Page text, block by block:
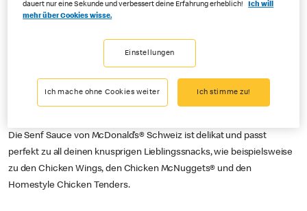
Die Senf Sauce von McDonald’s® Schweiz ist delikat und passt
perfekt zu all deinen knusprigen Lieblingssnacks, wie beispielsweise
zu den Chicken Wings, den Chicken McNuggets® und den
Homestyle Chicken Tenders.
dauert nur eine Sekunde und verbessert deine Erfahrung erheblich!
Ich will
mehr über Cookies wisse.
Einstellungen
Ich mache ohne Cookies weiter Ich stimme zu!